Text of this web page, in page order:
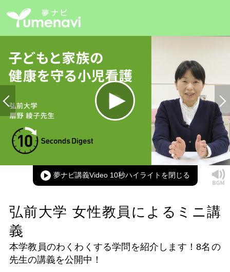
Time
Picture-
in-
Picture
夢ナビ講義Video 10秒ハイライト
弘前大学 女性教員によるミニ講
義
本学教員のわくわくする学問を紹介します！8名 の
先生の講義を公開中！